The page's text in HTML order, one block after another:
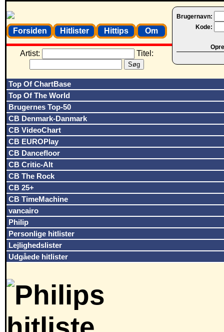
Brugernavn:
Kode:
Forsiden Hitlister Hittips Om
Artist: Titel:
Top Of ChartBase
Top Of The World
Brugernes Top-50
CB Denmark-Danmark
CB VideoChart
CB EUROPlay
CB Dancefloor
CB Critic-Alt
CB The Rock
CB 25+
CB TimeMachine
vancairo
Philip
Personlige hitlister
Lejlighedslister
Udgåede hitlister